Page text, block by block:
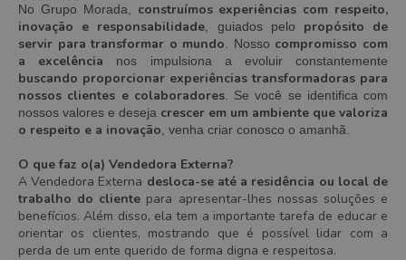
No Grupo Morada, construímos experiências com respeito,
inovação e responsabilidade , guiados pelo propósito de
servir para transformar o mundo . Nosso compromisso com
a excelência nos impulsiona a evoluir constantemente
buscando proporcionar experiências transformadoras para
nossos clientes e colaboradores. Se você se identifica com
nossos valores e deseja crescer em um ambiente que valoriza
o respeito e a inovação , venha criar conosco o amanhã.
O que faz o(a) Vendedora Externa?
A Vendedora Externa desloca-se até a residência ou local de
trabalho do cliente para apresentar-lhes nossas soluções e
benefícios. Além disso, ela tem a importante tarefa de educar e
orientar os clientes, mostrando que é possível lidar com a
perda de um ente querido de forma digna e respeitosa.